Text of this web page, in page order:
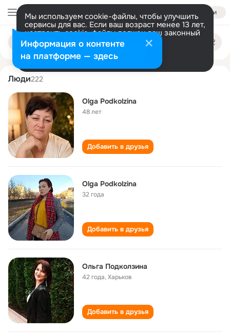
Войти
Мы используем cookie-файлы, чтобы улучшить
сервисы для вас. Если ваш возраст менее 13 лет,
настроить cookie-файлы должен ваш законный
представитель. Больше информации
Разрешить все Настроить
Поиск
людям
olga podkolzina
Люди222
Olga Podkolzina
48 лет
Добавить в друзья
Olga Podkolzina
32 года
Добавить в друзья
Ольга Подколзина
42 года,Харьков
Добавить в друзья
Информация о контенте
на платформе — здесь